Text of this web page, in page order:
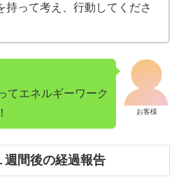
持って考え、行動してくださ
お客様
てエネルギーワーク
週間後の経過報告